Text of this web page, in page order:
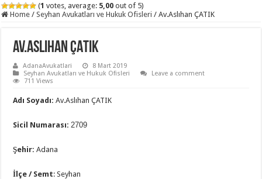
(1 votes, average: 5,00 out of 5)
Home / Seyhan Avukatları ve Hukuk Ofisleri / Av.Aslıhan ÇATIK
Av.Aslıhan ÇATIK
AdanaAvukatlari
8 Mart 2019
Seyhan Avukatları ve Hukuk Ofisleri
Leave a comment
711 Views
Adı Soyadı: Av.Aslıhan ÇATIK
Sicil Numarası: 2709
Şehir:Adana
İlçe / Semt: Seyhan